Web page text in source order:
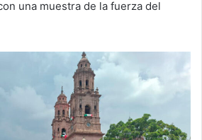
una muestra de la fuerza del